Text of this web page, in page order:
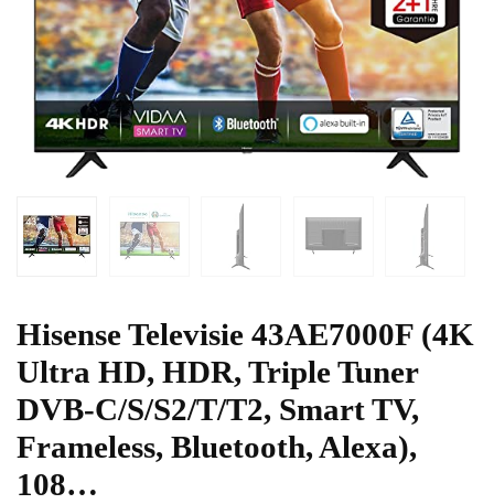
Hisense Televisie 43AE7000F (4K
Ultra HD, HDR, Triple Tuner
DVB-C/S/S2/T/T2, Smart TV,
Frameless, Bluetooth, Alexa),
108…